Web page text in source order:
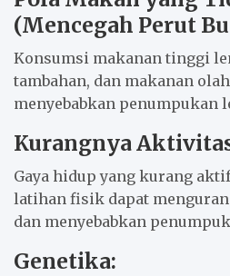
(Mencegah Perut
Konsumsi makanan tinggi
tambahan, dan makanan
menyebabkan penumpukan
Kurangnya
Gaya hidup yang kurang
latihan fisik dapat
dan menyebabkan
Genetika: